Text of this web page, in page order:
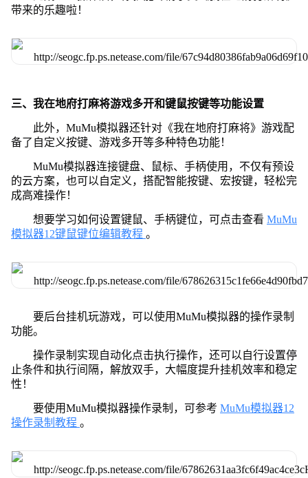
带来的乐趣啦！
三、我在地府打麻将游戏多开和键鼠按键等功能设置
此外，MuMu模拟器还针对《我在地府打麻将》游戏配
备了自定义按键、游戏多开等多种特色功能！
MuMu模拟器连接键盘、鼠标、手柄使用，不仅有预设
的云方案，也可以自定义，搭配智能按键、宏按键，轻松完
成高难操作！
想要学习如何设置键鼠、手柄键位，可点击查看 MuMu
模拟器12键鼠键位编辑教程 。
要后台挂机玩游戏，可以使用MuMu模拟器的操作录制
功能。
操作录制实现自动化点击执行操作，还可以自行设置停
止条件和执行间隔，解放双手，大幅度提升挂机效率和稳定
性！
要使用MuMu模拟器操作录制，可参考 MuMu模拟器12
操作录制教程 。